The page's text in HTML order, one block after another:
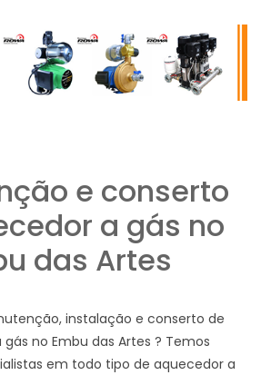
e conserto
a gás no
das Artes
instalação e conserto de
no Embu das Artes ? Temos
em todo tipo de aquecedor a